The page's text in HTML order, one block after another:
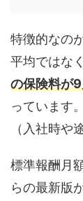
特徴的なの
平均ではなく
の保険料が
っています。
（入社時や
標準報酬月
らの最新版